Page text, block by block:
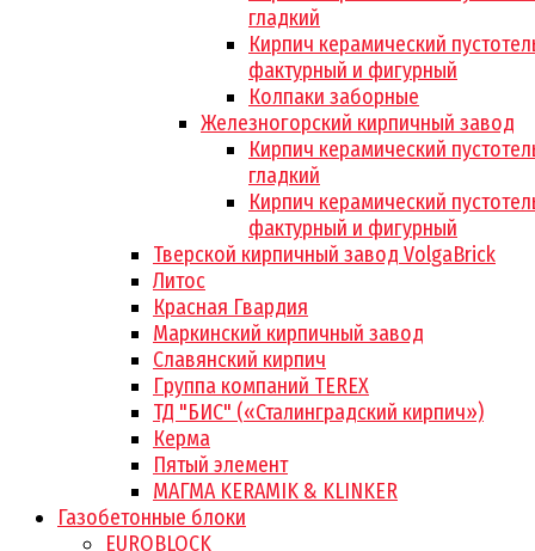
гладкий
Кирпич керамический
фактурный и фигурный
Колпаки заборные
Железногорский кирпичный завод
Кирпич керамический
гладкий
Кирпич керамический
фактурный и фигурный
Тверской кирпичный завод VolgaBrick
Литос
Красная Гвардия
Маркинский кирпичный завод
Славянский кирпич
Группа компаний TEREX
ТД "БИС" («Сталинградский кирпич»)
Керма
Пятый элемент
МАГМА KERAMIK & KLINKER
Газобетонные блоки
EUROBLOCK